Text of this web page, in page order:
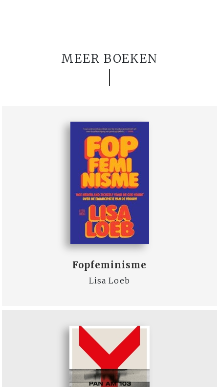
MEER BOEKEN
Fopfeminisme
Lisa Loeb